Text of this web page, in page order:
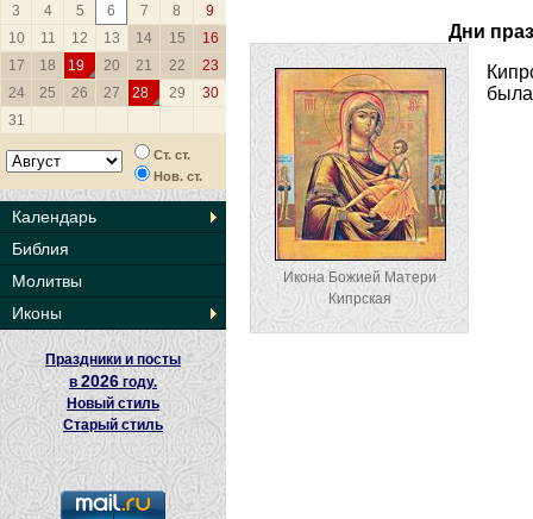
3
4 5 6 7 8
9
10
11 12 13 14 15
16
17
18 19 20 21 22
23
24
25 26 27 28 29
30
31
Ст. ст.
Нов. ст.
Календарь
Библия
Молитвы
Иконы
Праздники и посты
в 2026 году.
Новый стиль
Старый стиль
Дни
Икона Божией Матери
Кипрская